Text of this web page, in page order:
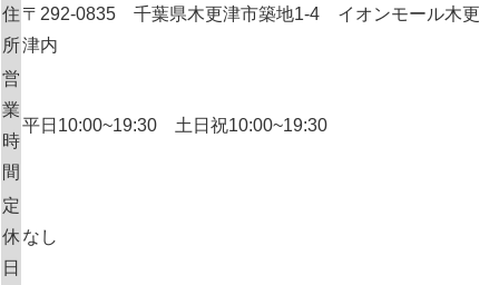
住
所
〒292-0835 千葉県木更津市築地1-4 イオンモール木更
津内
営
業
時
間
平日10:00~19:30 土日祝10:00~19:30
定
休
日
なし